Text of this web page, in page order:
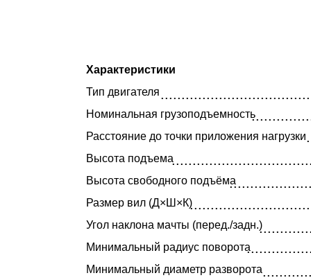
Номинальная грузоподъёмность
Максимальная высота подъёма
(метров)
Модель двигателя ..........................................................YUCHAI
Доп. опции
Характеристики
Тип двигателя
Номинальная грузоподъемность
Расстояние до точки приложения нагрузки
Высота подъема
Высота свободного подъёма
Размер вил (Д×Ш×К)
Угол наклона мачты (перед./задн.)
Минимальный радиус поворота
Минимальный диаметр разворота